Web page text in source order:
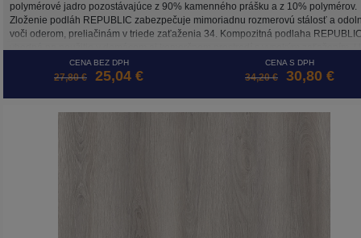
polymérové jadro pozostávajúce z 90% kamenného prášku a z 10% polymérov.
Zloženie podláh REPUBLIC zabezpečuje mimoriadnu rozmerovú stálosť a
voči oderom, preliačinám v triede zaťaženia 34. Kompozitná podlaha
vhodná na použitie v domácom aj komerčnom prostredí s vysokým zaťažením.
ochrana zachová farebnú stálosť dekoru po dlhé roky. Lamely kolekcie
hrubé 5,5 mm, z čoho 1,5 mm tvorí integrovaná antibakteriálna podložka Bio-
CENA BEZ DPH
27,80 € 25,04 €
CENA S DPH
34,20 € 30,80 €